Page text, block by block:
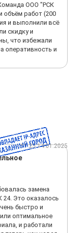
ООО "РСК
объём работ (200
и выполнили всё
скидку и
что избежали
оперативность и
11:25 14.01.2025
замена
24. Это оказалось
быстро и
оптимальное
и работали